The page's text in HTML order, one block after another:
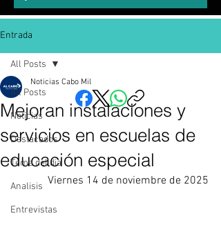
Entrada
All Posts
Noticias
Destacados
Tema del dia
Analisis
Entrevistas
All Posts
Mejoran instalaciones y
servicios en escuelas de
educación especial
Noticias Cabo Mil
Viernes 14 de noviembre de 2025